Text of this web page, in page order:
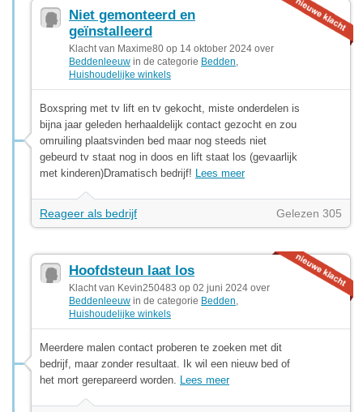
Niet gemonteerd en
geïnstalleerd
Klacht van Maxime80 op 14 oktober 2024 over
Beddenleeuw in de categorie Bedden
Huishoudelijke winkels
Boxspring met tv lift en tv gekocht, miste onderdelen is
bijna jaar geleden herhaaldelijk contact gezocht en zou
omruiling plaatsvinden bed maar nog steeds niet
gebeurd tv staat nog in doos en lift staat los (gevaarlijk
met kinderen)Dramatisch bedrijf! Lees meer
Reageer als bedrijf Gelezen 305
Hoofdsteun laat los
Klacht van Kevin250483 op 02 juni 2024 over
Beddenleeuw in de categorie Bedden
Huishoudelijke winkels
Meerdere malen contact proberen te zoeken met dit
bedrijf, maar zonder resultaat. Ik wil een nieuw bed of
het mort gerepareerd worden. Lees meer